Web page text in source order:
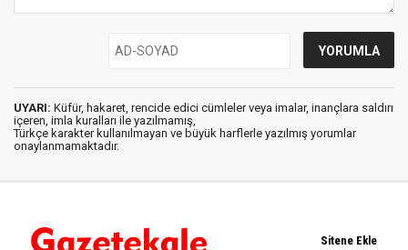
UYARI: Küfür, hakaret, rencide edici cümleler veya imalar, inançlara saldırı
içeren, imla kuralları ile yazılmamış,
Türkçe karakter kullanılmayan ve büyük harflerle yazılmış yorumlar
onaylanmamaktadır.